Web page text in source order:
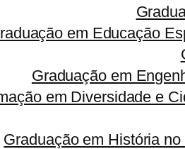
em Educação
Graduação em
em Diversidade e
Graduação em História